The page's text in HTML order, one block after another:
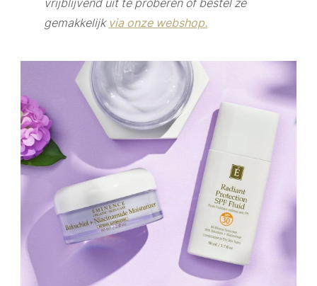
vrijblijvend uit te proberen of bestel ze
gemakkelijk via onze webshop.